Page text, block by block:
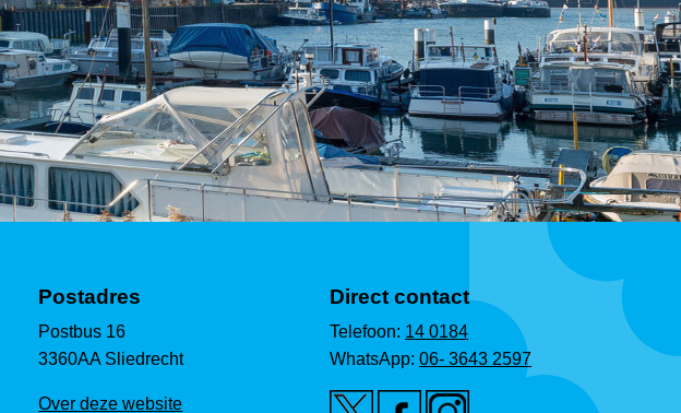
Postadres
Postbus 16
3360AA Sliedrecht
Over deze website
Direct contact
Telefoon: 14 0184
WhatsApp:06- 3643 2597